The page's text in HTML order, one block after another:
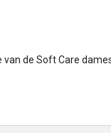
de Soft Care